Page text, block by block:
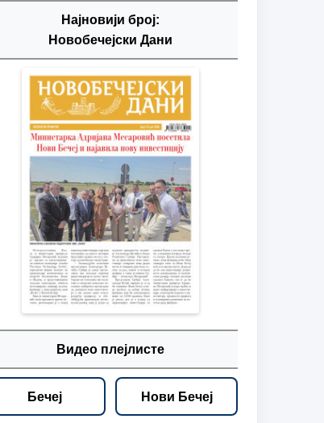
Најновији број:
Новобечејски Дани
Видео плејлисте
Бечеј Нови Бечеј